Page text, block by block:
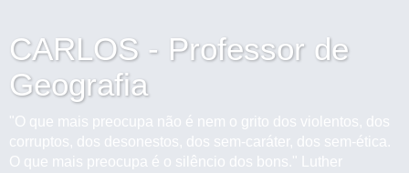
CARLOS - Professor de
Geografia
"O que mais preocupa não é nem o grito dos violentos, dos
corruptos, dos desonestos, dos sem-caráter, dos sem-ética.
O que mais preocupa é o silêncio dos bons." Luther